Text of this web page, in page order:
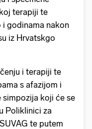
terapiji te
godinama nakon
iz Hrvatskgo
i terapiji te
s afazijom i
koji će se
Poliklinici za
te putem